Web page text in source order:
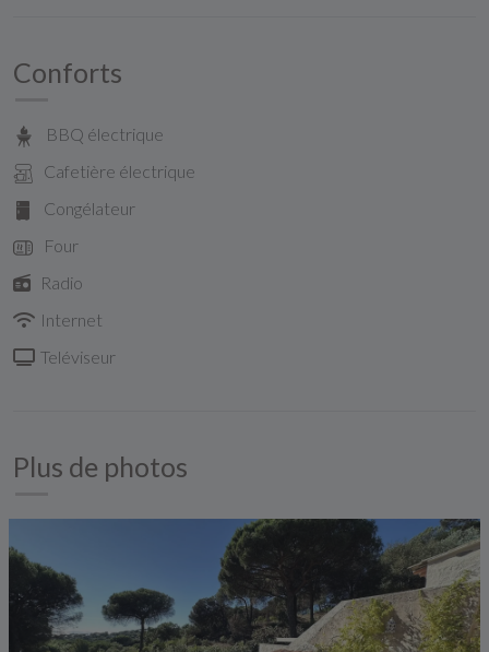
Conforts
BBQ électrique
Cafetière électrique
Congélateur
Four
Radio
Internet
Teléviseur
Plus de photos